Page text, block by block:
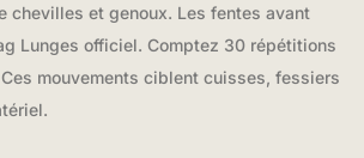
chevilles et genoux. Les fentes avant
Lunges officiel. Comptez 30 répétitions
mouvements ciblent cuisses, fessiers